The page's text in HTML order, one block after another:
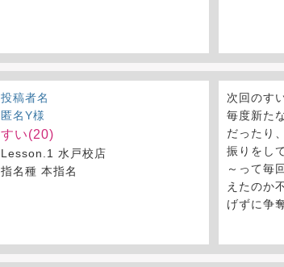
投稿者名
匿名Y様
すい(20)
Lesson.1 水戸校店
指名種 本指名
次回のす
毎度新た
だったり
振りをし
～って毎
えたのか
げずに争